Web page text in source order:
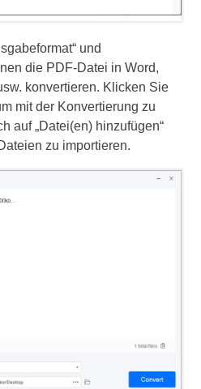
und
die PDF-Datei in Word,
konvertieren. Klicken Sie
mit der Konvertierung zu
auf „Datei(en) hinzufügen“
zu importieren.